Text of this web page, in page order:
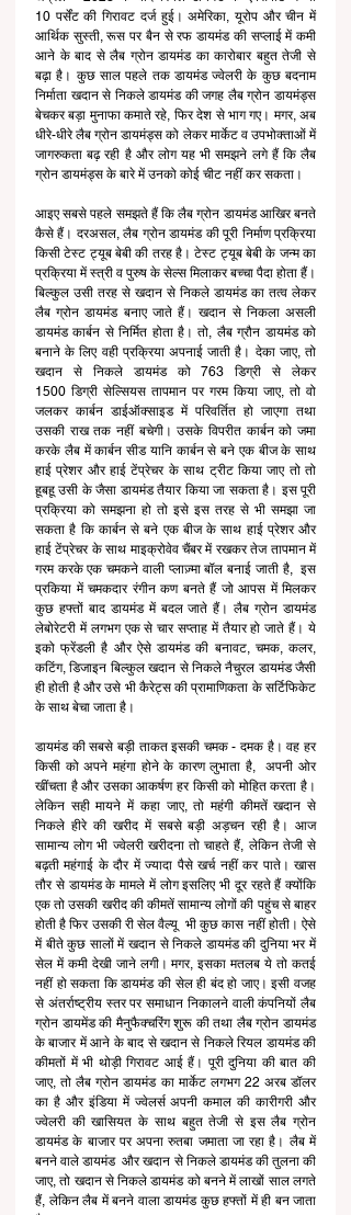
10 पर्सेंट की गिरावट दर्ज हुई। अमेरिका, यूरोप और चीन में
आर्थिक सुस्ती, रूस पर बैन से रफ डायमंड की सप्लाई में कमी
आने के बाद से लैब ग्रोन डायमंड का कारोबार बहुत तेजी से
बढ़ा है। कुछ साल पहले तक डायमंड ज्वेलरी के कुछ बदनाम
निर्माता खदान से निकले डायमंड की जगह लैब ग्रोन डायमंड्स
बेचकर बड़ा मुनाफा कमाते रहे, फिर देश से भाग गए। मगर, अब
धीरे-धीरे लैब ग्रोन डायमंड्स को लेकर मार्केट व उपभोक्ताओं में
जागरुकता बढ़ रही है और लोग यह भी समझने लगे हैं कि लैब
ग्रोन डायमंड्स के बारे में उनको कोई चीट नहीं कर सकता।
आइए सबसे पहले समझते हैं कि लैब ग्रोन डायमंड आखिर बनते
कैसे हैं। दरअसल, लैब ग्रोन डायमंड की पूरी निर्माण प्रक्रिया
किसी टेस्ट ट्यूब बेबी की तरह है। टेस्ट ट्यूब बेबी के जन्म का
प्रक्रिया में स्त्री व पुरुष के सेल्स मिलाकर बच्चा पैदा होता हैं।
बिल्कुल उसी तरह से खदान से निकले डायमंड का तत्व लेकर
लैब ग्रोन डायमंड बनाए जाते हैं। खदान से निकला असली
डायमंड कार्बन से निर्मित होता है। तो, लैब ग्रौन डायमंड को
बनाने के लिए वही प्रक्रिया अपनाई जाती है। देका जाए, तो
खदान से निकले डायमंड को 763 डिग्री से लेकर
1500 डिग्री सेल्सियस तापमान पर गरम किया जाए, तो वो
जलकर कार्बन डाईऑक्साइड में परिवर्तित हो जाएगा तथा
उसकी राख तक नहीं बचेगी। उसके विपरीत कार्बन को जमा
करके लैब में कार्बन सीड यानि कार्बन से बने एक बीज के साथ
हाई प्रेशर और हाई टेंप्रेचर के साथ ट्रीट किया जाए तो तो
हूबहू उसी के जैसा डायमंड तैयार किया जा सकता है। इस पूरी
प्रक्रिया को समझना हो तो इसे इस तरह से भी समझा जा
सकता है कि कार्बन से बने एक बीज के साथ हाई प्रेशर और
हाई टेंप्रेचर के साथ माइक्रोवेव चैंबर में रखकर तेज तापमान में
गरम करके एक चमकने वाली प्लाज़्मा बॉल बनाई जाती है,  इस
प्रकिया में चमकदार रंगीन कण बनते हैं जो आपस में मिलकर
कुछ हफ्तों बाद डायमंड में बदल जाते हैं। लैब ग्रोन डायमंड
लेबोरेटरी में लगभग एक से चार सप्ताह में तैयार हो जाते हैं। ये
इको फ्रेंडली है और ऐसे डायमंड की बनावट, चमक, कलर,
कटिंग, डिजाइन बिल्कुल खदान से निकले नैचुरल डायमंड जैसी
ही होती है और उसे भी कैरेट्स की प्रामाणिकता के सर्टिफिकेट
के साथ बेचा जाता है।
डायमंड की सबसे बड़ी ताकत इसकी चमक - दमक है। वह हर
किसी को अपने महंगा होने के कारण लुभाता है,  अपनी ओर
खींचता है और उसका आकर्षण हर किसी को मोहित करता है।
लेकिन सही मायने में कहा जाए, तो महंगी कीमतें खदान से
निकले हीरे की खरीद में सबसे बड़ी अड़चन रही है। आज
सामान्य लोग भी ज्वेलरी खरीदना तो चाहते हैं, लेकिन तेजी से
बढ़ती महंगाई के दौर में ज्यादा पैसे खर्च नहीं कर पाते। खास
तौर से डायमंड के मामले में लोग इसलिए भी दूर रहते हैं क्योंकि
एक तो उसकी खरीद की कीमतें सामान्य लोगों की पहुंच से बाहर
होती है फिर उसकी री सेल वैल्यू  भी कुछ कास नहीं होती। ऐसे
में बीते कुछ सालों में खदान से निकले डायमंड की दुनिया भर में
सेल में कमी देखी जाने लगी। मगर, इसका मतलब ये तो कतई
नहीं हो सकता कि डायमंड की सेल ही बंद हो जाए। इसी वजह
से अंतर्राष्ट्रीय स्तर पर समाधान निकालने वाली कंपनियों लैब
ग्रोन डायमेंड की मैनुफैक्चरिंग शुरू की तथा लैब ग्रोन डायमंड
के बाजार में आने के बाद से खदान से निकले रियल डायमंड की
कीमतों में भी थोड़ी गिरावट आई हैं। पूरी दुनिया की बात की
जाए, तो लैब ग्रोन डायमंड का मार्केट लगभग 22 अरब डॉलर
का है और इंडिया में ज्वेलर्स अपनी कमाल की कारीगरी और
ज्वेलरी की खासियत के साथ बहुत तेजी से इस लैब ग्रोन
डायमंड के बाजार पर अपना रुतबा जमाता जा रहा है। लैब में
बनने वाले डायमंड  और खदान से निकले डायमंड की तुलना की
जाए, तो खदान से निकले डायमंड को बनने में लाखों साल लगते
हैं, लेकिन लैब में बनने वाला डायमंड कुछ हफ्तों में ही बन जाता